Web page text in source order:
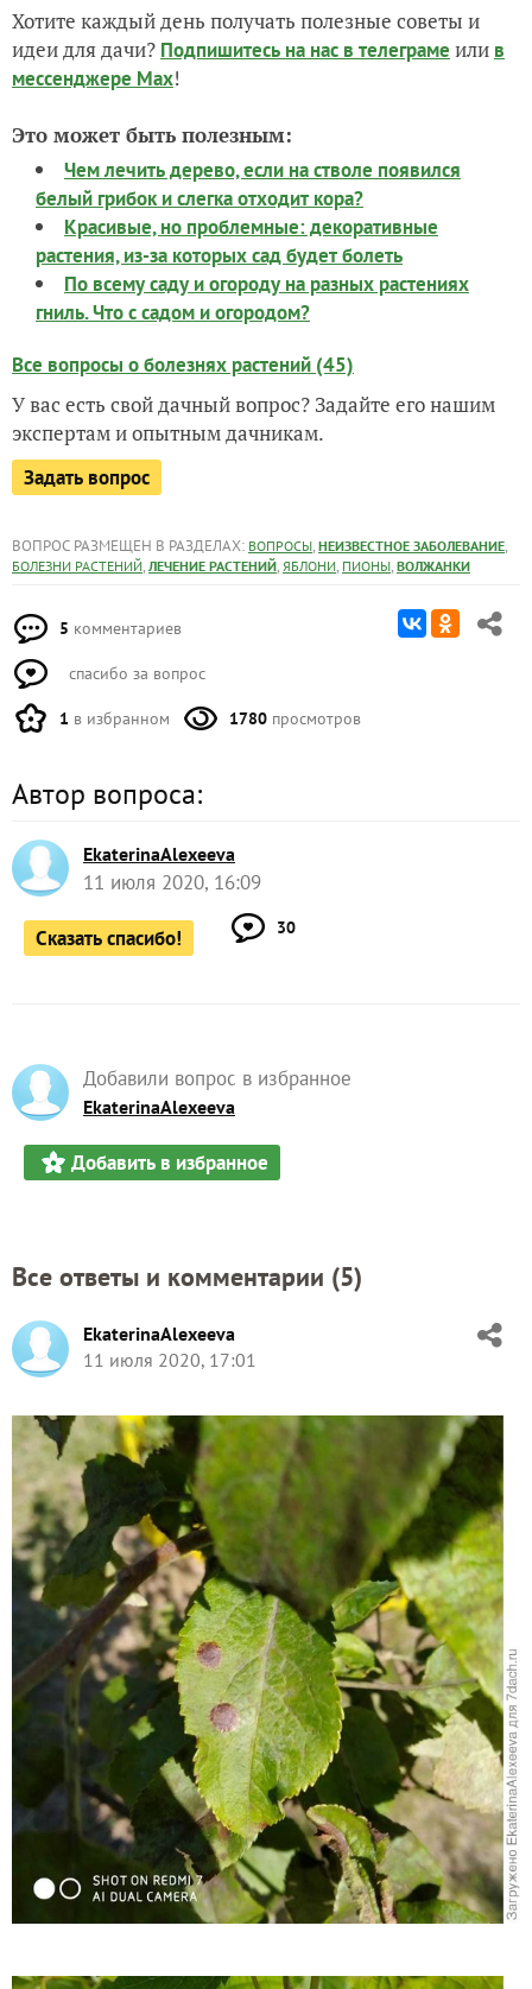
Хотите каждый день получать полезные советы и
идеи для дачи? Подпишитесь на нас в телеграме или в
мессенджере Max!
Это может быть полезным:
Чем лечить дерево, если на стволе появился
белый грибок и слегка отходит кора?
Красивые, но проблемные: декоративные
растения, из-за которых сад будет болеть
По всему саду и огороду на разных растениях
гниль. Что с садом и огородом?
Все вопросы о болезнях растений (45)
У вас есть свой дачный вопрос? Задайте его нашим
экспертам и опытным дачникам.
Задать вопрос
ВОПРОС РАЗМЕЩЕН В РАЗДЕЛАХ: ВОПРОСЫ, НЕИЗВЕСТНОЕ ЗАБОЛЕВАНИЕ,
БОЛЕЗНИ РАСТЕНИЙ, ЛЕЧЕНИЕ РАСТЕНИЙ, ЯБЛОНИ, ПИОНЫ, ВОЛЖАНКИ
5 комментариев
спасибо за вопрос
1 в избранном 1780 просмотров
Автор вопроса:
EkaterinaAlexeeva
11 июля 2020, 16:09
Сказать спасибо! 30
Добавили вопрос в избранное
EkaterinaAlexeeva
Добавить в избранное
Все ответы и комментарии (5)
EkaterinaAlexeeva
11 июля 2020, 17:01